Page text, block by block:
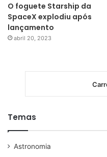
O foguete Starship da
SpaceX explodiu após
lançamento
abril 20, 2023
Temas
Astronomia